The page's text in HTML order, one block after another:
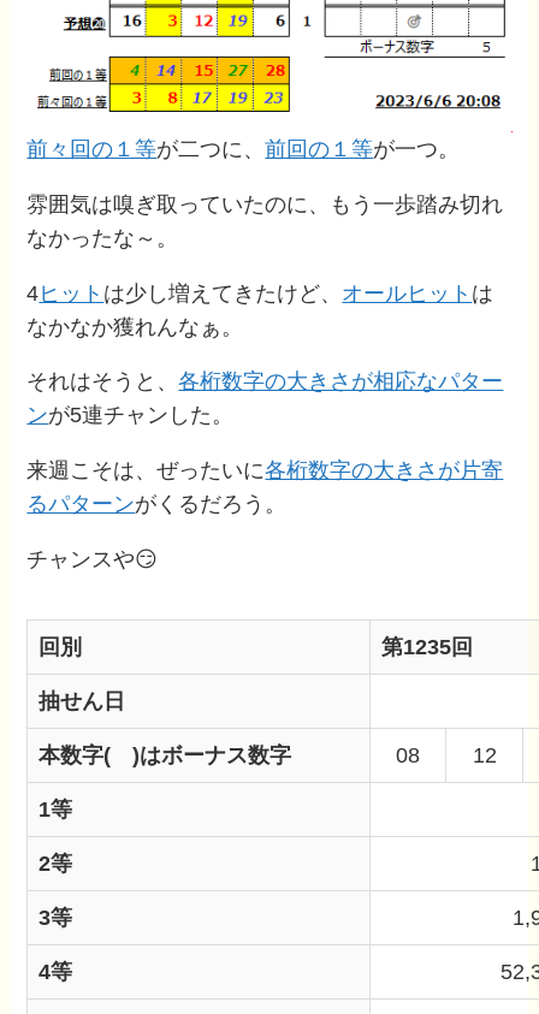
前々回の１等が二つに、前回の１等が一つ。
雰囲気は嗅ぎ取っていたのに、もう一歩踏み切れ
なかったな～。
4ヒット は少し増えてきたけど、 オールヒット は
なかなか獲れんなぁ。
それはそうと、各桁数字の大きさが相応なパター
ンが5連チャンした。
来週こそは、ぜったいに各桁数字の大きさが片寄
るパターンがくるだろう。
チャンスや😏
回別 第1235回
抽せん日
本数字( )はボーナス数字 08 12
1等
2等
3等
4等